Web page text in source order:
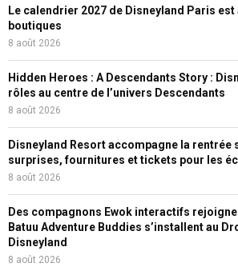
Le calendrier 2027 de Disneyland Paris
boutiques
8 août 2026
Hidden Heroes : A Descendants Story :
rôles au centre de l’univers Descendants
8 août 2026
Disneyland Resort accompagne la rentrée
surprises, fournitures et tickets pour les
8 août 2026
Des compagnons Ewok interactifs
Batuu Adventure Buddies s’installent au
Disneyland
8 août 2026